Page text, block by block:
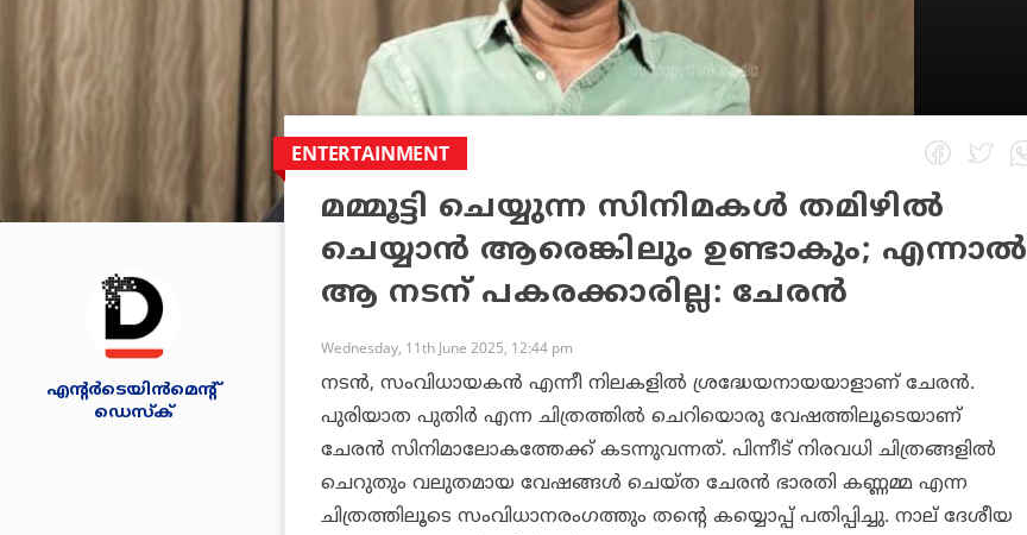
എന്റര്‍ടെയിന്‍മെന്റ്
ഡെസ്‌ക്
ENTERTAINMENT
മമ്മൂട്ടി ചെയ്യുന്ന സിനിമകള്‍ തമിഴില്‍
ചെയ്യാന്‍ ആരെങ്കിലും ഉണ്ടാകും; എന്നാല്‍
ആ നടന് പകരക്കാരില്ല: ചേരന്‍
Wednesday, 11th June 2025, 12:44 pm
നടന്‍, സംവിധായകന്‍ എന്നീ നിലകളില്‍ ശ്രദ്ധേയനായയാളാണ് ചേരന്‍.
പുരിയാത പുതിര്‍ എന്ന ചിത്രത്തില്‍ ചെറിയൊരു വേഷത്തിലൂടെയാണ്
ചേരന്‍ സിനിമാലോകത്തേക്ക് കടന്നുവന്നത്. പിന്നീട് നിരവധി ചിത്രങ്ങളില്‍
ചെറുതും വലുതമായ വേഷങ്ങള്‍ ചെയ്ത ചേരന്‍ ഭാരതി കണ്ണമ്മ എന്ന
ചിത്രത്തിലൂടെ സംവിധാനരംഗത്തും തന്റെ കയ്യൊപ്പ് പതിപ്പിച്ചു. നാല് ദേശീയ